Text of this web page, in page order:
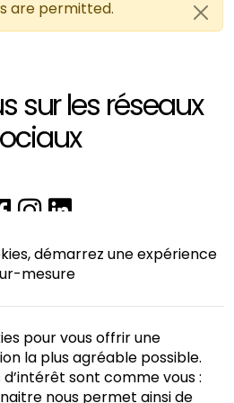
are permitted.
sur les réseaux
démarrez une expérience
mesure
pour vous offrir une
la plus agréable possible.
sont comme vous :
nous permet ainsi de